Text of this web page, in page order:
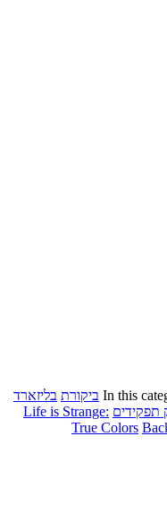
In this ביקורת בליזארד
Life is Strange:
True Colors